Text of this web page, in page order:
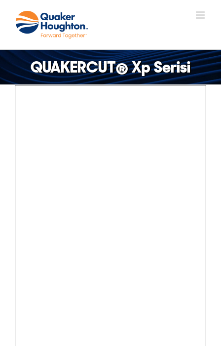
content
QUAKERCUT® Xp Serisi